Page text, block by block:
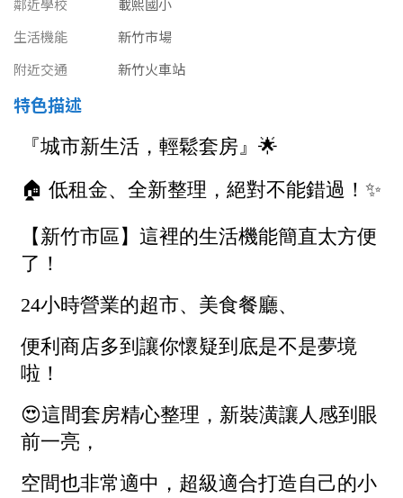
澎湖縣
屏東縣
花蓮縣
金門連江
~
樓層
不拘
地下室
1樓 2樓
3樓 4樓
21樓以上
格局
不拘
1房
鄰近學校
載熙國小
生活機能
新竹市場
附近交通
新竹火車站
特色描述